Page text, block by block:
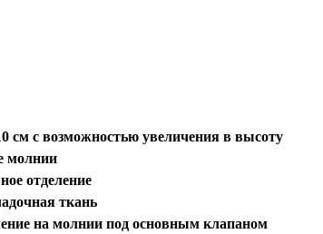
см с возможностью увеличения в высоту
молнии
отделение
ткань
на молнии под основным клапаном